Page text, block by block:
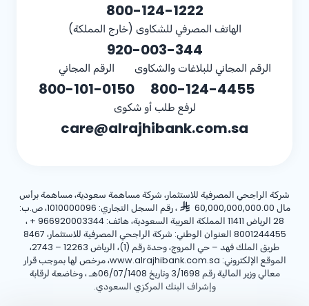
800-124-1222
الهاتف المصرفي للشكاوى (خارج المملكة)
920-003-344
الرقم المجاني للبلاغات والشكاوى
800-124-4455
الرقم المجاني
800-101-0150
لرفع طلب أو شكوى
care@alrajhibank.com.sa
شركة الراجحي المصرفية للاستثمار، شركة مساهمة سعودية، مساهمة برأس
مال 60,000,000,000.00
، رقم السجل التجاري: 1010000096، ص.ب:
28 الرياض 11411 المملكة العربية السعودية، هاتف:
+ 966920003344 ،
8001244455 العنوان الوطني: شركة الراجحي المصرفية للاستثمار، 8467
طريق الملك فهد – حي المروج، وحدة رقم (1)، الرياض 12263 – 2743،
الموقع الإلكتروني: www.alrajhibank.com.sa، مرخص لها بموجب قرار
معالي وزير المالية رقم 3/1698 وتاريخ 06/07/1408هـ ، وخاضعة لرقابة
وإشراف البنك المركزي السعودي.